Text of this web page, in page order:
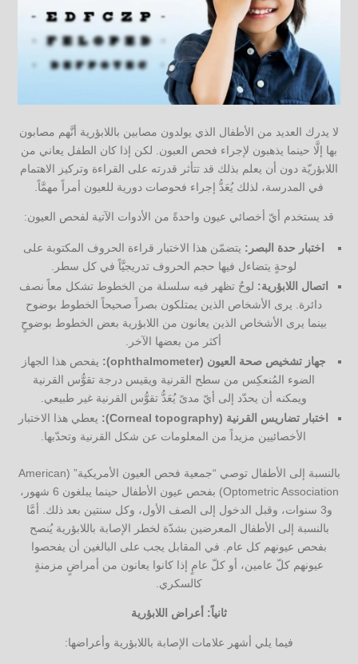
لا يدرك العديد من الأطفال الذي يولدون مصابين باللابؤرية أنَّهم مصابون
بها إلَّا حينما يذهبون لإجراء فحص العبون. لكن إذا كان الطفل يعاني من
اللابؤريّة دون أن يعلم بذلك قد تتأثر قدرته على القراءة وتركيز الاهتمام
في المدرسة، لذلك يُعَدُّ إجراء فحوصات دورية للعيون أمراً مهمَّاً.
قد يستخدم أيّ أخصائي عيون واحدةً من الأدوات الآتية لفحص العيون:
اختبار حدة البصر: يتضمّن هذا الاختبار قراءة الحروف المكتوبة على
لوحةٍ يتضاءل فيها حجم الحروف تدريجيَّاً في كل سطر.
اتصال اللابؤرية: لوحٌ تظهر فيه سلسلة من الخطوط تشكل معاً نصف
دائرة. يرى الأشخاص الذين يمتلكون بصراً صحيحاً الخطوط بوضوح
بينما يرى الأشخاص الذين يعانون من اللابؤرية بعض الخطوط بوضوحٍ
أكثر من بعضها الآخر.
جهاز تشخيص صحة العيون (ophthalmometer):
يفحص هذا الجهاز
الضوء المُنعكِس من سطح القرنية ويقيس درجة تقوُّس القرنية
ويمكنه أن يحدّد إلى أيّ مدىً يُعَدُّ تقوُّس القرنية غير طبيعي.
اختبار تضاريس القرنية (Corneal topography):
يعطي هذا الاختبار
الأخصائيين مزيداً من المعلومات عن شكل القرنية وتحدّبها.
بالنسبة إلى الأطفال توصي “جمعية فحص العيون الأمريكية” (American
Optometric Association) بفحص عيون الأطفال حينما يبلغون 6 شهور،
و3 سنوات، وقبل الدخول إلى الصف الأول، وكل سنتين بعد ذلك. أمَّا
بالنسبة إلى الأطفال المعرضين بشدّة لخطر الإصابة باللابؤرية يُنصح
بفحص عيونهم كل عام. في المقابل يجب على البالغين أن يفحصوا
عيونهم كلّ عامين، أو كلّ عامٍ إذا كانوا يعانون من أمراضٍ مزمنةٍ
كالسكري.
ثانياً: أعراض اللابؤرية
فيما يلي أشهر علامات الإصابة باللابؤرية وأعراضها: